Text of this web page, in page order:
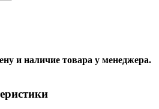
и наличие товара у менеджера.